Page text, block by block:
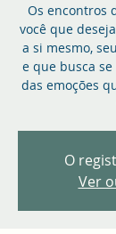
Os encontros
você que
a si mesmo,
e que busca
das emoções
O
Ver